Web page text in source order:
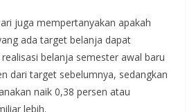
juga mempertanyakan apakah
ada target belanja dapat
belanja semester awal baru
dari target sebelumnya, sedangkan
naik 0,38 persen atau
lebih.